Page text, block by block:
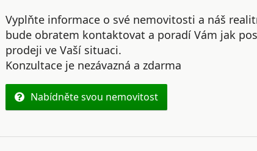
Vyplňte informace o své nemovitosti a náš
bude obratem kontaktovat a poradí Vám jak
prodeji ve Vaší situaci.
Konzultace je nezávazná a zdarma
Nabídněte svou nemovitost